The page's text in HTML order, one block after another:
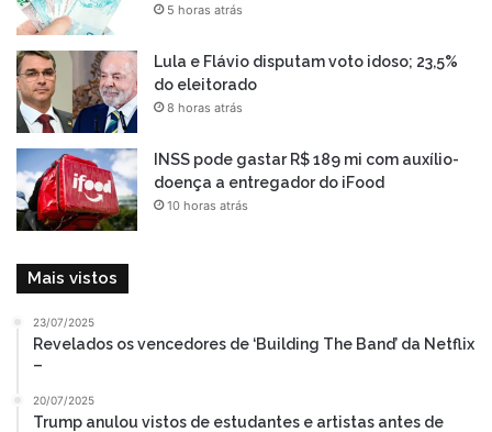
5 horas atrás
Lula e Flávio disputam voto idoso; 23,5%
do eleitorado
8 horas atrás
INSS pode gastar R$ 189 mi com auxílio-
doença a entregador do iFood
10 horas atrás
Mais vistos
23/07/2025
Revelados os vencedores de ‘Building The Band’ da Netflix
–
20/07/2025
Trump anulou vistos de estudantes e artistas antes de